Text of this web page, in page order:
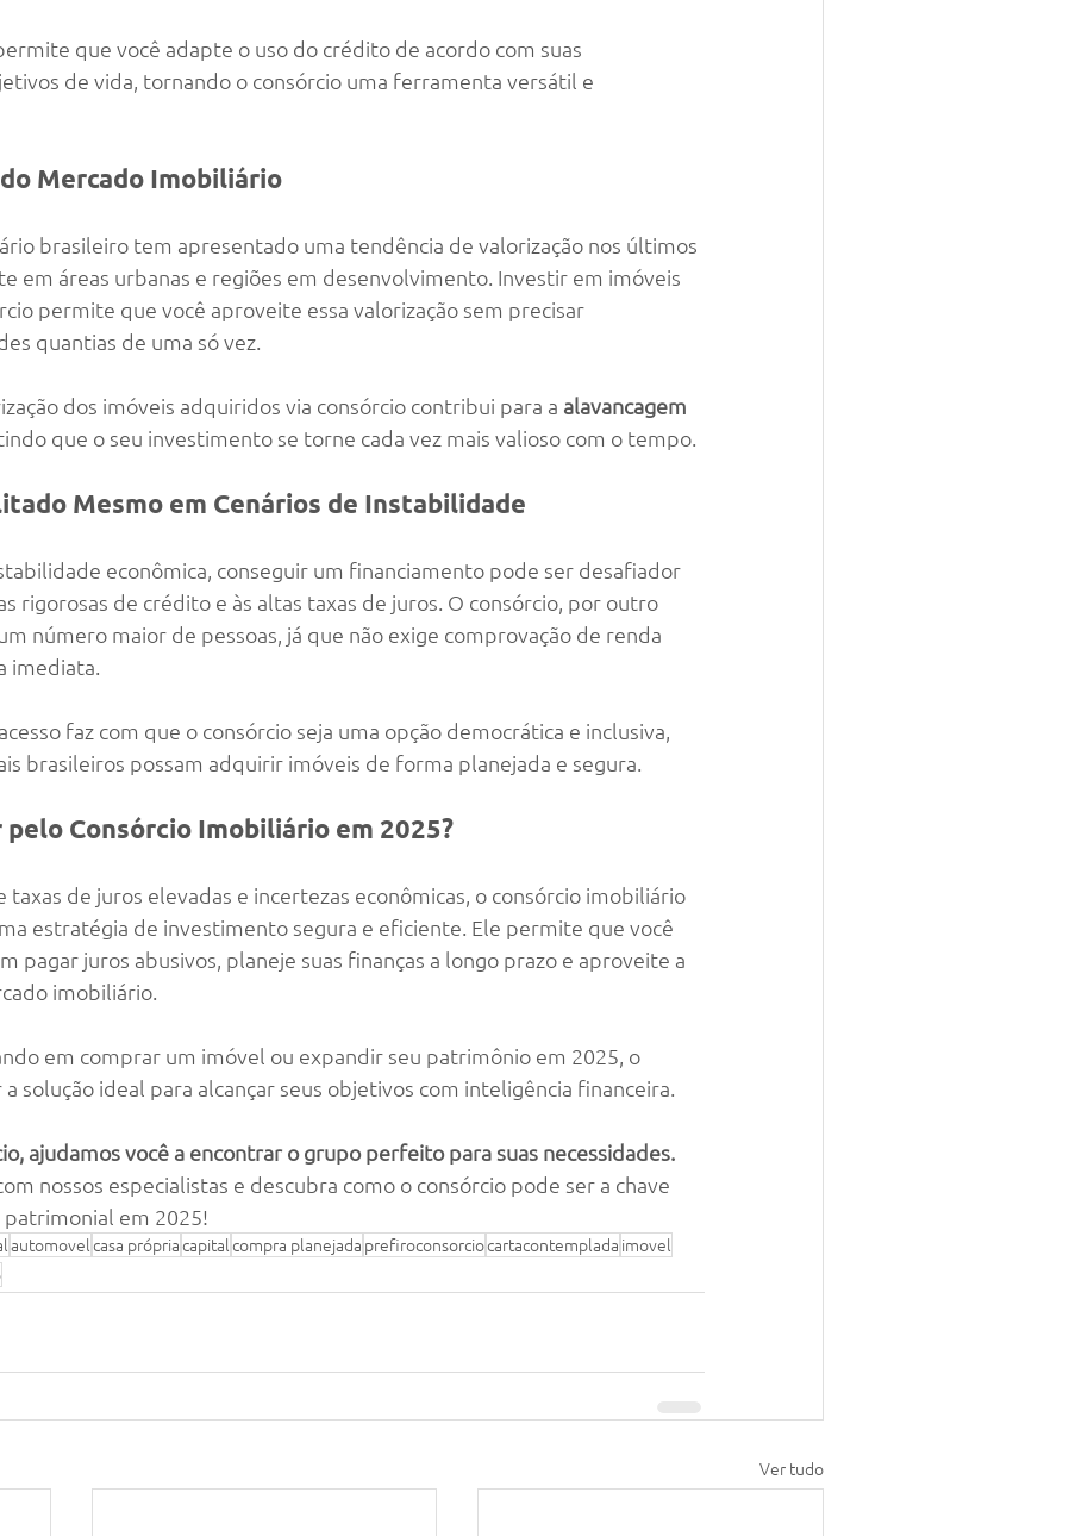
que você adapte o uso do crédito de acordo com suas
de vida, tornando o consórcio uma ferramenta versátil e
Mercado Imobiliário
brasileiro tem apresentado uma tendência de valorização nos últimos
em áreas urbanas e regiões em desenvolvimento. Investir em imóveis
permite que você aproveite essa valorização sem precisar
quantias de uma só vez.
dos imóveis adquiridos via consórcio contribui para a alavancagem
que o seu investimento se torne cada vez mais valioso com o tempo.
Mesmo em Cenários de Instabilidade
econômica, conseguir um financiamento pode ser desafiador
rigorosas de crédito e às altas taxas de juros. O consórcio, por outro
número maior de pessoas, já que não exige comprovação de renda
imediata.
faz com que o consórcio seja uma opção democrática e inclusiva,
brasileiros possam adquirir imóveis de forma planejada e segura.
pelo Consórcio Imobiliário em 2025?
taxas de juros elevadas e incertezas econômicas, o consórcio imobiliário
estratégia de investimento segura e eficiente. Ele permite que você
pagar juros abusivos, planeje suas finanças a longo prazo e aproveite a
imobiliário.
em comprar um imóvel ou expandir seu patrimônio em 2025, o
solução ideal para alcançar seus objetivos com inteligência financeira.
ajudamos você a encontrar o grupo perfeito para suas necessidades.
nossos especialistas e descubra como o consórcio pode ser a chave
patrimonial em 2025!
automovelcasa própriacapitalcompra planejada prefiroconsorciocartacontemplada imovel
Ver tudo